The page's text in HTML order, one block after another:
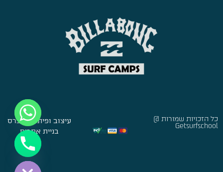
כל הזכויות שמורות @
Getsurfschool
עיצוב ופיתוח:סברס
בניית אתרים
Hide chaty